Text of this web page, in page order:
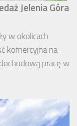
Jelenia Góra
w okolicach
komercyjna na
pracę w